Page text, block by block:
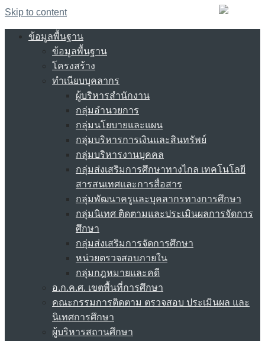
Skip to content
ข้อมูลพื้นฐาน
ข้อมูลพื้นฐาน
โครงสร้าง
ทำเนียบบุคลากร
ผู้บริหารสำนักงาน
กลุ่มอำนวยการ
กลุ่มนโยบายและแผน
กลุ่มบริหารการเงินและสินทรัพย์
กลุ่มบริหารงานบุคคล
กลุ่มส่งเสริมการศึกษาทางไกล เทคโนโลยี
สารสนเทศและการสื่อสาร
กลุ่มพัฒนาครูและบุคลากรทางการศึกษา
กลุ่มนิเทศ ติดตามและประเมินผลการจัดการ
ศึกษา
กลุ่มส่งเสริมการจัดการศึกษา
หน่วยตรวจสอบภายใน
กลุ่มกฎหมายและคดี
อ.ก.ค.ศ. เขตพื้นที่การศึกษา
คณะกรรมการติดตาม ตรวจสอบ ประเมินผล และ
นิเทศการศึกษา
ผู้บริหารสถานศึกษา